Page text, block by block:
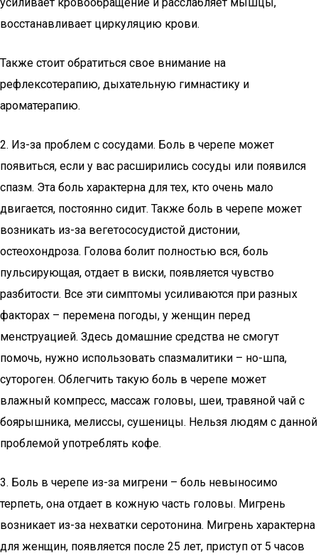
восстанавливает циркуляцию крови.
Также стоит обратиться свое внимание на
рефлексотерапию, дыхательную гимнастику и
ароматерапию.
2. Из-за проблем с сосудами. Боль в черепе может
появиться, если у вас расширились сосуды или появился
спазм. Эта боль характерна для тех, кто очень мало
двигается, постоянно сидит. Также боль в черепе может
возникать из-за вегетососудистой дистонии,
остеохондроза. Голова болит полностью вся, боль
пульсирующая, отдает в виски, появляется чувство
разбитости. Все эти симптомы усиливаются при разных
факторах – перемена погоды, у женщин перед
менструацией. Здесь домашние средства не смогут
помочь, нужно использовать спазмалитики – но-шпа,
сутороген. Облегчить такую боль в черепе может
влажный компресс, массаж головы, шеи, травяной чай с
боярышника, мелиссы, сушеницы. Нельзя людям с данной
проблемой употреблять кофе.
3. Боль в черепе из-за мигрени – боль невыносимо
терпеть, она отдает в кожную часть головы. Мигрень
возникает из-за нехватки серотонина. Мигрень характерна
для женщин, появляется после 25 лет, приступ от 5 часов